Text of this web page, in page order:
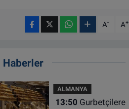
A- A+
Haberler
ALMANYA
13:50